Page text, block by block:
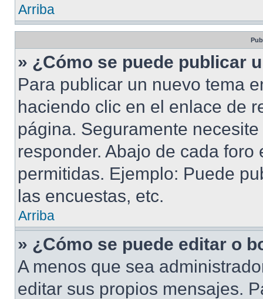
Arriba
» ¿Cómo se puede publicar
Para publicar un nuevo tema
haciendo clic en el enlace de
página. Seguramente
responder. Abajo de cada
permitidas. Ejemplo: Puede
las encuestas, etc.
Arriba
» ¿Cómo se puede editar o
A menos que sea
editar sus propios mensajes.